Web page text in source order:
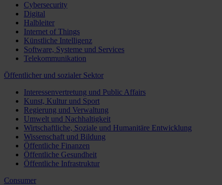
Cybersecurity
Digital
Halbleiter
Internet of Things
Künstliche Intelligenz
Software, Systeme und Services
Telekommunikation
Öffentlicher und sozialer Sektor
Interessenvertretung und Public Affairs
Kunst, Kultur und Sport
Regierung und Verwaltung
Umwelt und Nachhaltigkeit
Wirtschaftliche, Soziale und Humanitäre Entwicklung
Wissenschaft und Bildung
Öffentliche Finanzen
Öffentliche Gesundheit
Öffentliche Infrastruktur
Consumer